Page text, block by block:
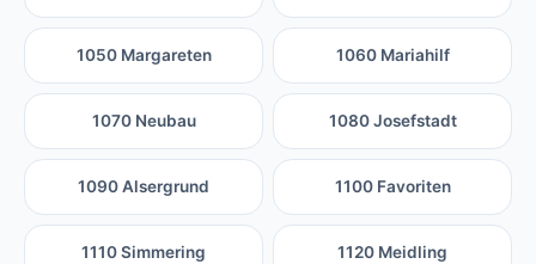
1050 Margareten 1060 Mariahilf
1070 Neubau 1080 Josefstadt
1090 Alsergrund 1100 Favoriten
1110 Simmering 1120 Meidling